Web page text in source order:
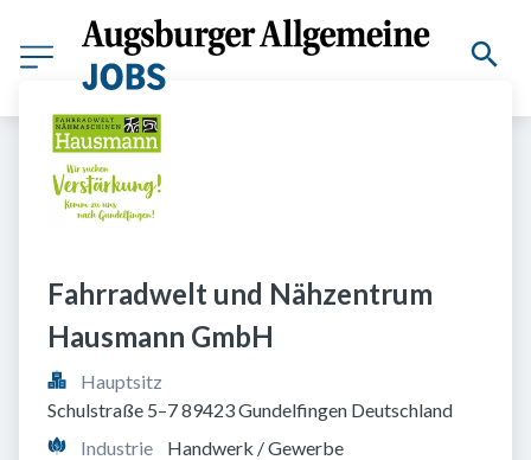
Fahrradwelt und Nähzentrum
Hausmann GmbH
Hauptsitz
Schulstraße 5–7 89423 Gundelfingen Deutschland
Industrie
Handwerk / Gewerbe